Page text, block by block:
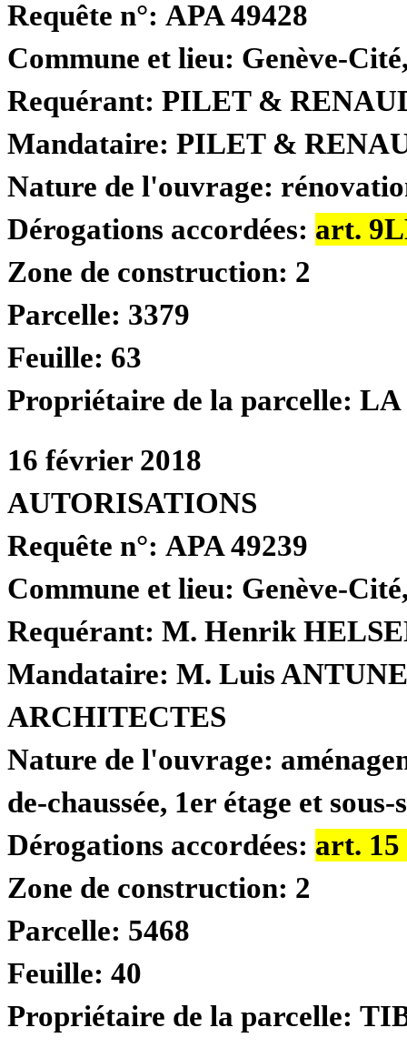
Requête n°: APA 49428
Commune et lieu: Genève-
Requérant: PILET &
Mandataire: PILET &
Nature de l'ouvrage:
Dérogations accordées: art.
Zone de construction: 2
Parcelle: 3379
Feuille: 63
Propriétaire de la parcelle: LA
16 février 2018
AUTORISATIONS
Requête n°: APA 49239
Commune et lieu: Genève-
Requérant: M. Henrik
Mandataire: M. Luis
ARCHITECTES
Nature de l'ouvrage:
de-chaussée, 1er étage et sous-
Dérogations accordées: art.
Zone de construction: 2
Parcelle: 5468
Feuille: 40
Propriétaire de la parcelle: